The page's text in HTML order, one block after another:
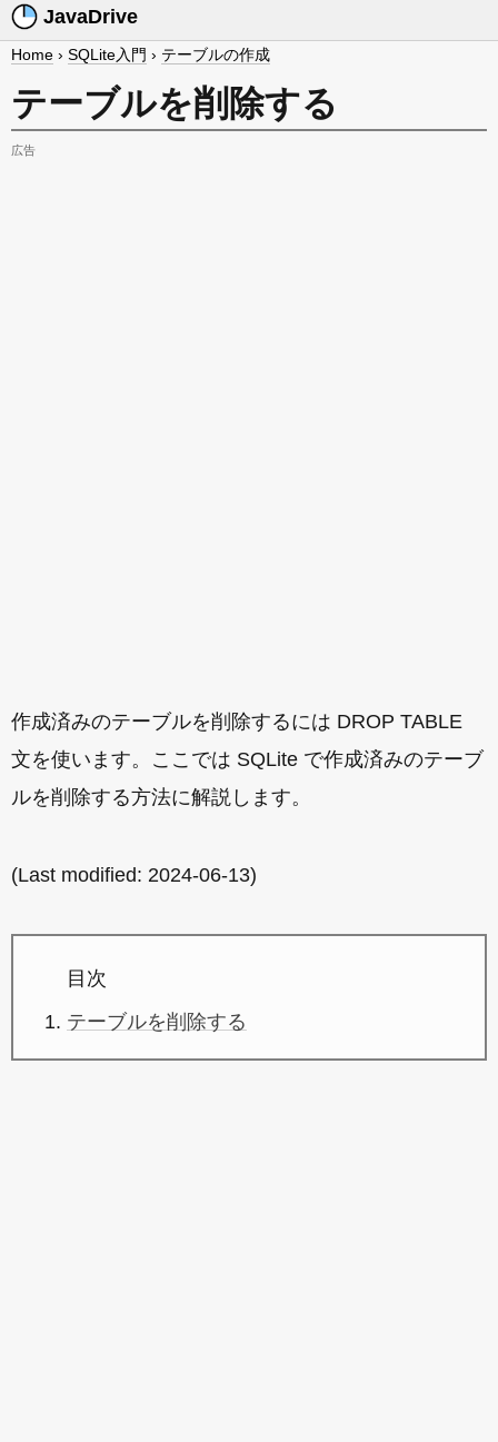
JavaDrive
Home › SQLite入門 › テーブルの作成
テーブルを削除する
広告
作成済みのテーブルを削除するには DROP TABLE
文を使います。ここでは SQLite で作成済みのテーブ
ルを削除する方法に解説します。
(Last modified: 2024-06-13)
目次
テーブルを削除する